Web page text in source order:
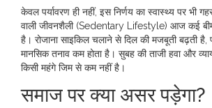
केवल पर्यावरण ही नहीं, इस निर्णय का स्वास्थ्य पर भी
वाली जीवनशैली (Sedentary Lifestyle) आज कई
है। रोजाना साइकिल चलाने से दिल की मजबूती बढ़ती
मानसिक तनाव कम होता है। सुबह की ताजी हवा और
किसी महंगे जिम से कम नहीं है।
समाज पर क्या असर पड़ेगा?